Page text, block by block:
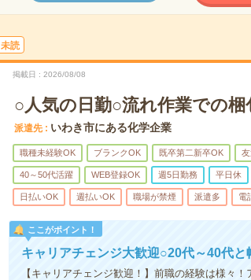
未読
掲載日 2026/08/08
○人気の日勤○流れ作業での梱
派遣先 いわき市にある化学企業
職種未経験OK ブランクOK 既卒第二新卒OK
40～50代活躍 WEB登録OK 週5日勤務 平日休
日払いOK 週払いOK 職場が禁煙 派遣多 電
ここがポイント！
キャリアチェンジ大歓迎○20代～40代
【キャリアチェンジ歓迎！】前職の経験は様々